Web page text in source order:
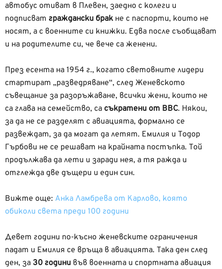
автобус отиват в Плевен, заедно с колеги и
подписват граждански бракне с паспорти, които не
носят, а с военните си книжки. Едва после съобщават
и на родителите си, че вече са женени.
През есента на 1954 г., когато световните лидери
стартират „разведряване“, след Женевското
съвещание за разоръжаване, всички жени, които не
са глава на семейство, са съкратени от ВВС. Някои,
за да не се разделят с авиацията, формално се
развеждат, за да могат да летят. Емилия и Тодор
Гърбови не се решават на крайната постъпка. Той
продължава да лети и заради нея, а тя ражда и
отглежда две дъщери и един син.
Вижте още: Анка Ламбрева от Карлово, която
обиколи света преди 100 години
Девет години по-късно женевските ограничения
падат и Емилия се връща в авиацията. Така ден след
ден, за 30 години във военната и спортната авиация